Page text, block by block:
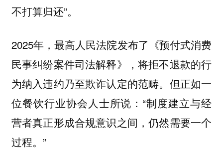
不打算归还”。
2025年，最高人民法院发布了《预付式消费
民事纠纷案件司法解释》，将拒不退款的行
为纳入违约乃至欺诈认定的范畴。但正如一
位餐饮行业协会人士所说：“制度建立与经
营者真正形成合规意识之间，仍然需要一个
过程。”